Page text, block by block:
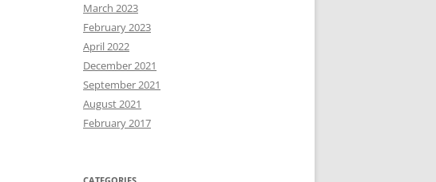
March 2023
February 2023
April 2022
December 2021
September 2021
August 2021
February 2017